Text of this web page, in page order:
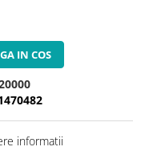
IN COS
informatii